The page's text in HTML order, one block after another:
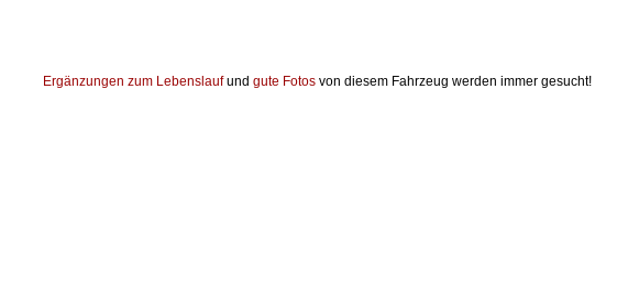
Ergänzungen zum Lebenslaufund gute Fotos von diesem Fahrzeug werden immer gesucht!